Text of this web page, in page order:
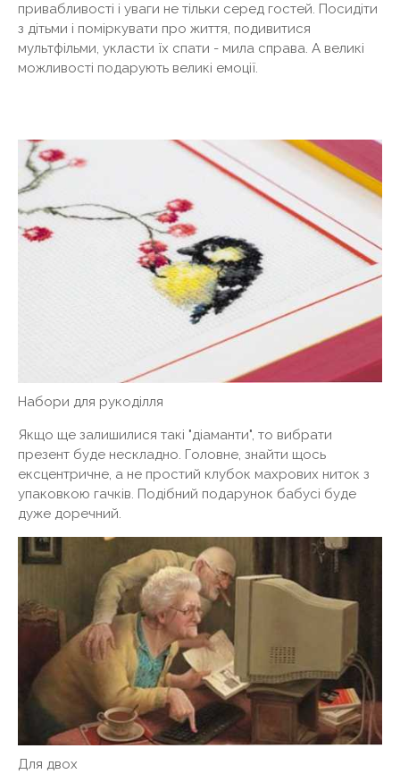
привабливості і уваги не тільки серед гостей. Посидіти
з дітьми і поміркувати про життя, подивитися
мультфільми, укласти їх спати - мила справа. А великі
можливості подарують великі емоції.
Набори для рукоділля
Якщо ще залишилися такі "діаманти", то вибрати
презент буде нескладно. Головне, знайти щось
ексцентричне, а не простий клубок махрових ниток з
упаковкою гачків. Подібний подарунок бабусі буде
дуже доречний.
Для двох